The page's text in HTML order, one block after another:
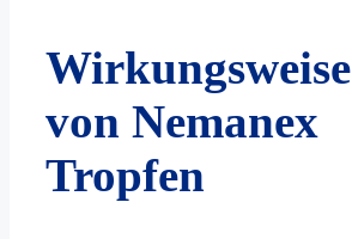
Wirkungsweise
von Nemanex
Tropfen